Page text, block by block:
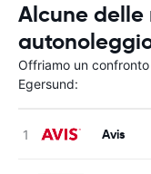
Alcune
Offriamo un
Egersund:
Avis